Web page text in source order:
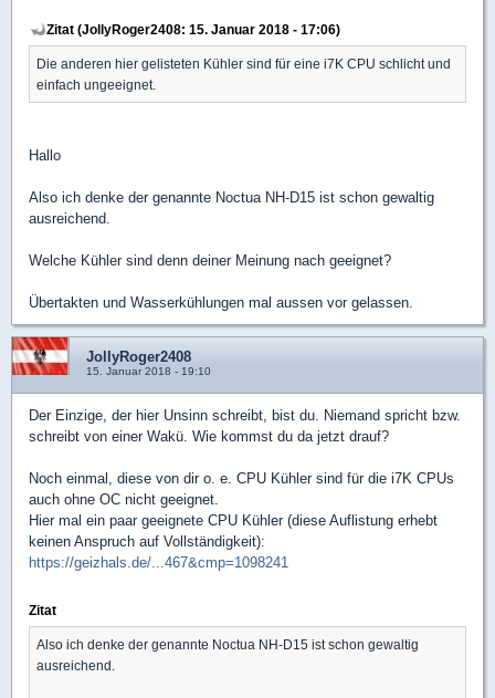
Zitat (JollyRoger2408: 15. Januar 2018 - 17:06)
Die anderen hier gelisteten Kühler sind für eine i7K CPU schlicht und
einfach ungeeignet.
Hallo
Also ich denke der genannte Noctua NH-D15 ist schon gewaltig
ausreichend.
Welche Kühler sind denn deiner Meinung nach geeignet?
Übertakten und Wasserkühlungen mal aussen vor gelassen.
JollyRoger2408
15. Januar 2018 - 19:10
Der Einzige, der hier Unsinn schreibt, bist du. Niemand spricht bzw.
schreibt von einer Wakü. Wie kommst du da jetzt drauf?
Noch einmal, diese von dir o. e. CPU Kühler sind für die i7K CPUs
auch ohne OC nicht geeignet.
Hier mal ein paar geeignete CPU Kühler (diese Auflistung erhebt
keinen Anspruch auf Vollständigkeit):
https://geizhals.de/...467&cmp=1098241
Zitat
Also ich denke der genannte Noctua NH-D15 ist schon gewaltig
ausreichend.